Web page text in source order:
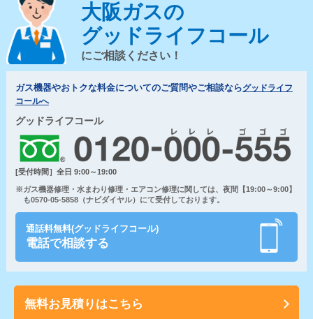
大阪ガスの
グッドライフコール
にご相談ください！
ガス機器やおトクな料金についてのご質問やご相談ならグッドライフ
コールへ
グッドライフコール
[受付時間］全日 9:00～19:00
※ガス機器修理・水まわり修理・エアコン修理に関しては、夜間【19:00～9:00】
も0570-05-5858（ナビダイヤル）にて受付しております。
通話料無料(グッドライフコール)
電話で相談する
無料お見積りはこちら